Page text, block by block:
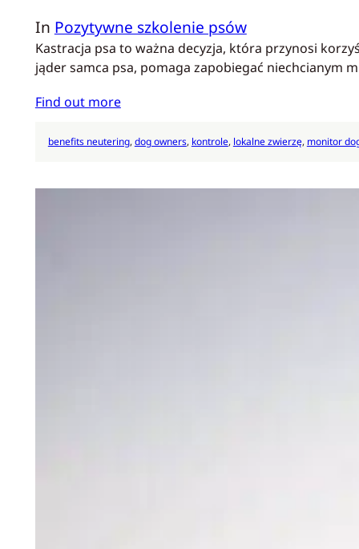
In Pozytywne szkolenie psów
Kastracja psa to ważna decyzja, która przynosi
jąder samca psa, pomaga zapobiegać
Find out more
benefits neutering, dog owners, kontrole, lokalne zwierzę, monitor